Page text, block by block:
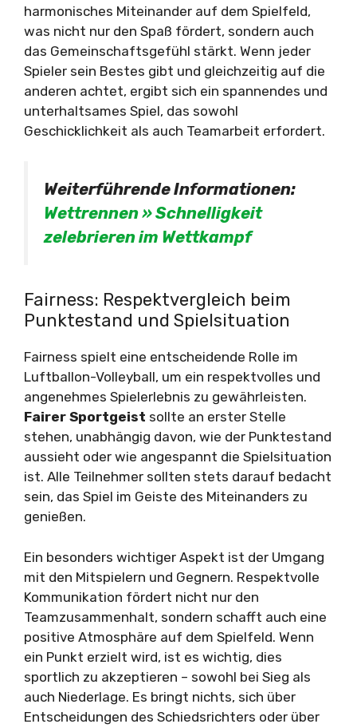
harmonisches Miteinander auf dem Spielfeld,
was nicht nur den Spaß fördert, sondern auch
das Gemeinschaftsgefühl stärkt. Wenn jeder
Spieler sein Bestes gibt und gleichzeitig auf die
anderen achtet, ergibt sich ein spannendes und
unterhaltsames Spiel, das sowohl
Geschicklichkeit als auch Teamarbeit erfordert.
Weiterführende Informationen:
Wettrennen » Schnelligkeit
zelebrieren im Wettkampf
Fairness: Respektvergleich beim
Punktestand und Spielsituation
Fairness spielt eine entscheidende Rolle im
Luftballon-Volleyball, um ein respektvolles und
angenehmes Spielerlebnis zu gewährleisten.
Fairer Sportgeist sollte an erster Stelle
stehen, unabhängig davon, wie der Punktestand
aussieht oder wie angespannt die Spielsituation
ist. Alle Teilnehmer sollten stets darauf bedacht
sein, das Spiel im Geiste des Miteinanders zu
genießen.
Ein besonders wichtiger Aspekt ist der Umgang
mit den Mitspielern und Gegnern. Respektvolle
Kommunikation fördert nicht nur den
Teamzusammenhalt, sondern schafft auch eine
positive Atmosphäre auf dem Spielfeld. Wenn
ein Punkt erzielt wird, ist es wichtig, dies
sportlich zu akzeptieren – sowohl bei Sieg als
auch Niederlage. Es bringt nichts, sich über
Entscheidungen des Schiedsrichters oder über